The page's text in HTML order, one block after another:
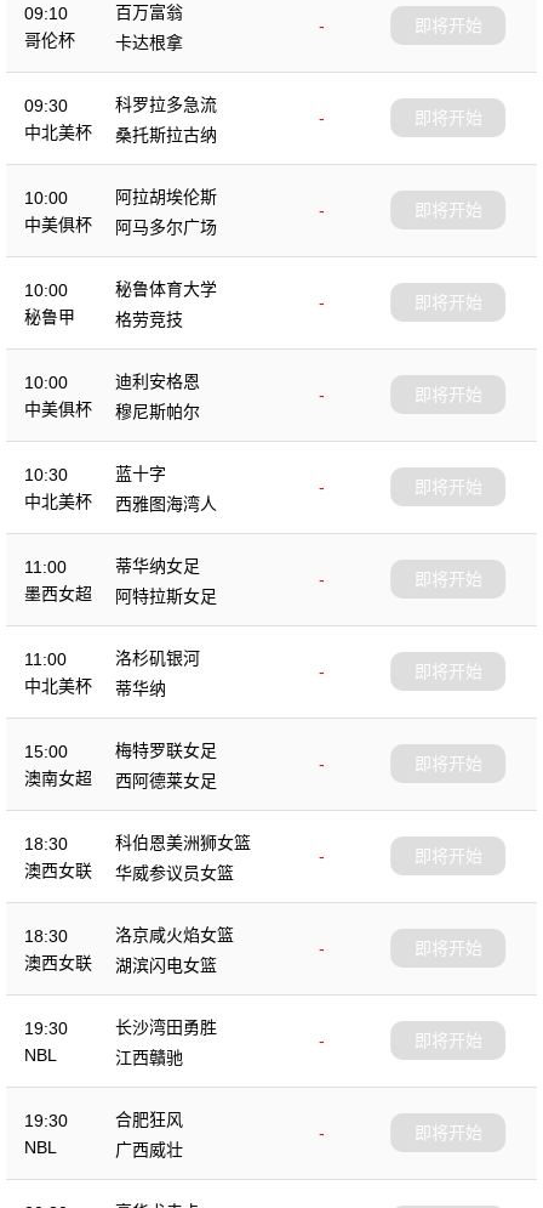
09:10
哥伦杯
百万富翁
-
卡达根拿
即将开始
09:30
中北美杯
科罗拉多急流
-
桑托斯拉古纳
即将开始
10:00
中美俱杯
阿拉胡埃伦斯
-
阿马多尔广场
即将开始
10:00
秘鲁甲
秘鲁体育大学
-
格劳竞技
即将开始
10:00
中美俱杯
迪利安格恩
-
穆尼斯帕尔
即将开始
10:30
中北美杯
蓝十字
-
西雅图海湾人
即将开始
11:00
墨西女超
蒂华纳女足
-
阿特拉斯女足
即将开始
11:00
中北美杯
洛杉矶银河
-
蒂华纳
即将开始
15:00
澳南女超
梅特罗联女足
-
西阿德莱女足
即将开始
18:30
澳西女联
科伯恩美洲狮女篮
-
华威参议员女篮
即将开始
18:30
澳西女联
洛京咸火焰女篮
-
湖滨闪电女篮
即将开始
19:30
NBL
长沙湾田勇胜
-
江西贛驰
即将开始
19:30
NBL
合肥狂风
-
广西威壮
即将开始